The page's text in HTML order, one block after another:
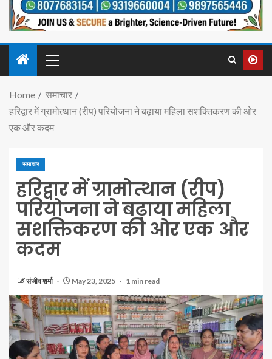
Home
समाचार
हरिद्वार में ग्रामोत्थान (रीप) परियोजना ने बढ़ाया महिला सशक्तिकरण की ओर
एक और कदम
समाचार
हरिद्वार में ग्रामोत्थान (रीप)
परियोजना ने बढ़ाया महिला
सशक्तिकरण की ओर एक और
कदम
संजीव शर्मा May 23, 2025 1 min read